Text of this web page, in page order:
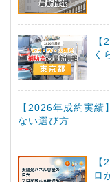
く
【2026年成約実績
ない選び方
ロ